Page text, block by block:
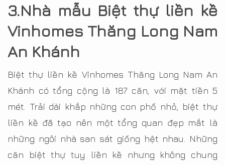
3.Nhà mẫu Biệt thự liền kề
Vinhomes Thăng Long Nam
An Khánh
Biệt thự liền kề Vinhomes Thăng Long Nam An
Khánh có tổng cộng là 187 căn, với mặt tiền 5
mét. Trải dài khắp những con phố nhỏ, biệt thự
liền kề đã tạo nên một tổng quan đẹp mắt là
những ngôi nhà san sát giống hệt nhau. Những
căn biệt thự tuy liền kề nhưng không chung